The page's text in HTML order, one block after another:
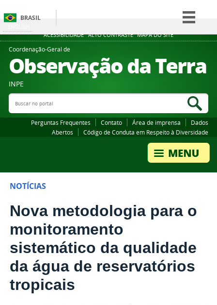
ACESSIBILIDADE ALTO CONTRASTE MAPA DO SITE
BRASIL
Simplifique!
Participe
Legislação
Coordenação-Geral de
Observação da Terra
INPE
Buscar no portal
Perguntas Frequentes Contato Área de imprensa
Dados
Abertos
Código de Conduta em Respeito à Diversidade
NOTÍCIAS
Nova metodologia para o
monitoramento
sistemático da qualidade
da água de reservatórios
tropicais